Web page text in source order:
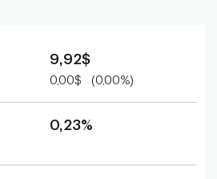
9,92$
0,00$ (0,00%)
0,23%